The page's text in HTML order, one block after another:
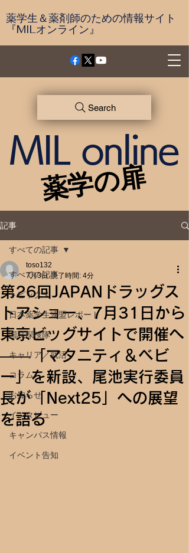
薬学生＆薬剤師のための情報サイト
『MILオンライン』
薬学の扉
薬学の扉
MIL online
Search
記事
すべての記事
トピックス
日本薬学生連盟レポート
国試探検隊
キャリア／就活
コラム
お知らせ
インタビュー
キャンパス情報
イベント告知
すべての記事
第26回JAPANドラッグス
トアショー、7月31日から
東京ビッグサイトで開催へ
――「マタニティ＆ベビ
ー」を新設、尾池実行委員
長が「Next25」への展望
を語る
toso132
7月3日 読了時間: 4分